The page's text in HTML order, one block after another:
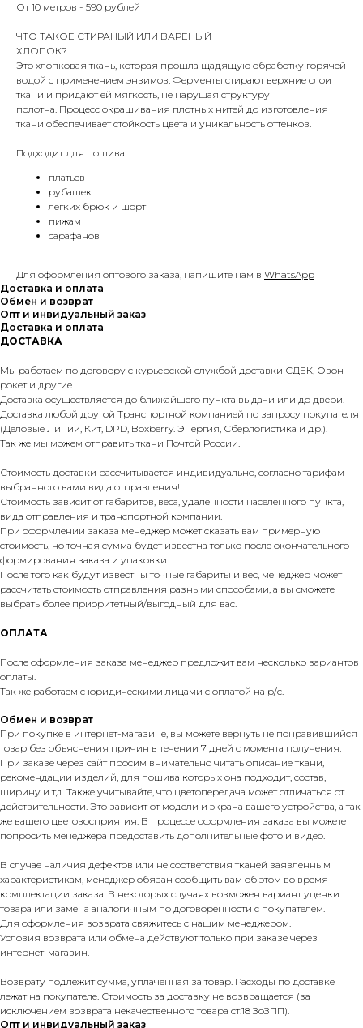
От 10 метров - 590 рублей
ЧТО ТАКОЕ СТИРАНЫЙ ИЛИ ВАРЕНЫЙ
ХЛОПОК?
Это хлопковая ткань, которая прошла щадящую обработку горячей
водой с применением энзимов. Ферменты стирают верхние слои
ткани и придают ей мягкость, не нарушая структуру
полотна. Процесс окрашивания плотных нитей до изготовления
ткани обеспечивает стойкость цвета и уникальность оттенков.
Подходит для пошива:
платьев
рубашек
легких брюк и шорт
пижам
сарафанов
Для оформления оптового заказа, напишите нам в WhatsApp
Доставка и оплата
Обмен и возврат
Опт и инвидуальный заказ
Доставка и оплата
ДОСТАВКА
Мы работаем по договору с курьерской службой доставки СДЕК, Озон
рокет и другие.
Доставка осуществляется до ближайшего пункта выдачи или до двери.
Доставка любой другой Транспортной компанией по запросу покупателя
(Деловые Линии, Кит, DPD, Boxberry. Энергия, Сберлогистика и др.).
Так же мы можем отправить ткани Почтой России.
Стоимость доставки рассчитывается индивидуально, согласно тарифам
выбранного вами вида отправления!
Стоимость зависит от габаритов, веса, удаленности населенного пункта,
вида отправления и транспортной компании.
При оформлении заказа менеджер может сказать вам примерную
стоимость, но точная сумма будет известна только после окончательного
формирования заказа и упаковки.
После того как будут известны точные габариты и вес, менеджер может
рассчитать стоимость отправления разными способами, а вы сможете
выбрать более приоритетный/выгодный для вас.
ОПЛАТА
После оформления заказа менеджер предложит вам несколько вариантов
оплаты.
Так же работаем с юридическими лицами с оплатой на р/с.
Обмен и возврат
При покупке в интернет-магазине, вы можете вернуть не понравившийся
товар без объяснения причин в течении 7 дней с момента получения.
При заказе через сайт просим внимательно читать описание ткани,
рекомендации изделий, для пошива которых она подходит, состав,
ширину и тд. Также учитывайте, что цветопередача может отличаться от
действительности. Это зависит от модели и экрана вашего устройства, а так
же вашего цветовосприятия. В процессе оформления заказа вы можете
попросить менеджера предоставить дополнительные фото и видео.
В случае наличия дефектов или не соответствия тканей заявленным
характеристикам, менеджер обязан сообщить вам об этом во время
комплектации заказа. В некоторых случаях возможен вариант уценки
товара или замена аналогичным по договоренности с покупателем.
Для оформления возврата свяжитесь с нашим менеджером.
Условия возврата или обмена действуют только при заказе через
интернет-магазин.
Возврату подлежит сумма, уплаченная за товар. Расходы по доставке
лежат на покупателе. Стоимость за доставку не возвращается (за
исключением возврата некачественного товара ст.18 ЗоЗПП).
Опт и инвидуальный заказ